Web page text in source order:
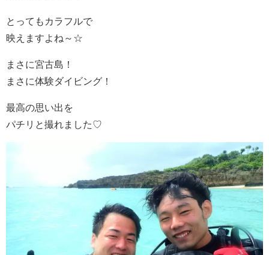
とってもカラフルで
映えますよね～☆
まさに宮古島！
まさに体験ダイビング！
最高の思い出を
パチリと撮れました♡